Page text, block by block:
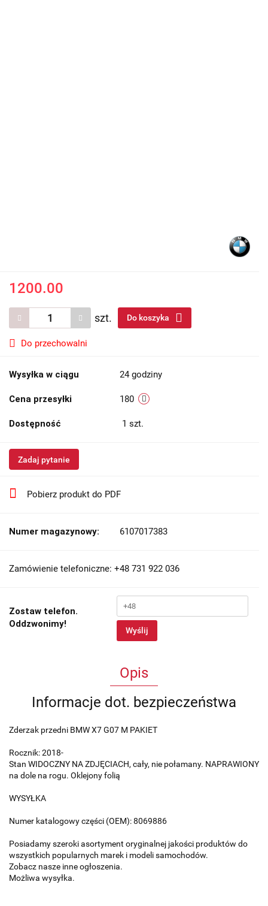
1200.00
szt. Do koszyka
Do przechowalni
Wysyłka w ciągu 24 godziny
Cena przesyłki 180
Dostępność 1 szt.
Zadaj pytanie
Pobierz produkt do PDF
Numer magazynowy: 6107017383
Zamówienie telefoniczne: +48 731 922 036
Zostaw telefon.
Oddzwonimy!
Wyślij
Opis
Informacje dot. bezpieczeństwa
Zderzak przedni BMW X7 G07 M PAKIET
Rocznik: 2018-
Stan WIDOCZNY NA ZDJĘCIACH, cały, nie połamany. NAPRAWIONY
na dole na rogu. Oklejony folią
WYSYŁKA
Numer katalogowy części (OEM): 8069886
Posiadamy szeroki asortyment oryginalnej jakości produktów do
wszystkich popularnych marek i modeli samochodów.
Zobacz nasze inne ogłoszenia.
Możliwa wysyłka.